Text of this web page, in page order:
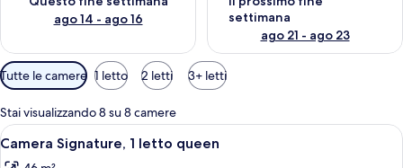
ago 14 - ago 16
settimana
ago 21 - ago 23
Filtri
disponibili
per
le
camere
Tutte le camere 1 letto 2 letti 3+ letti
Stai visualizzando 8 su 8 camere
Apri
tutte
Un letto rifatto con cura, un laptop,
12
Camera Signature, 1 letto queen